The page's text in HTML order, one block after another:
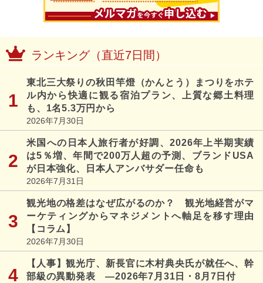
ランキング（直近7日間）
東北三大祭りの秋田竿燈（かんとう）まつりをホテ
ル内から快適に観る宿泊プラン、上質な郷土料理
も、1名5.3万円から
2026年7月30日
米国への日本人旅行者が好調、2026年上半期実績
は5％増、年間で200万人超の予測、ブランドUSA
が日本強化、日本人アンバサダー任命も
2026年7月31日
観光地の格差はなぜ広がるのか？ 観光地経営がマ
ーケティングからマネジメントへ軸足を移す理由
【コラム】
2026年7月30日
【人事】観光庁、新長官に木村典央氏が就任へ、幹
部級の異動発表 ―2026年7月31日・8月7日付